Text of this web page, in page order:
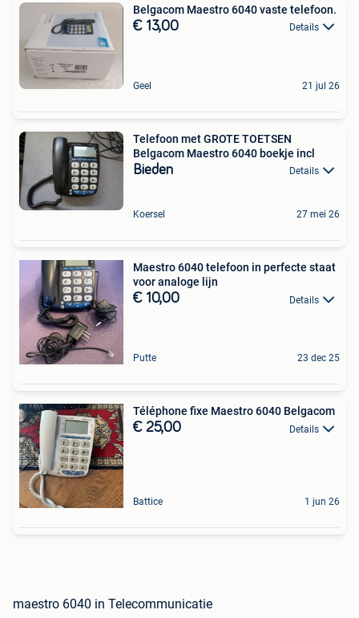
Belgacom Maestro 6040 vaste telefoon.
€ 13,00 Details
Geel 21 jul 26
Telefoon met GROTE TOETSEN
Belgacom Maestro 6040 boekje incl
Bieden Details
Koersel 27 mei 26
Maestro 6040 telefoon in perfecte staat
voor analoge lijn
€ 10,00 Details
Putte 23 dec 25
Téléphone fixe Maestro 6040 Belgacom
€ 25,00 Details
Battice 1 jun 26
maestro 6040 in Telecommunicatie